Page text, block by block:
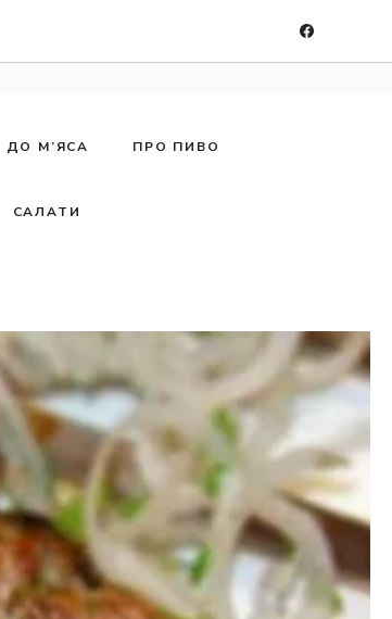
ДО М’ЯСА ПРО ПИВО
САЛАТИ